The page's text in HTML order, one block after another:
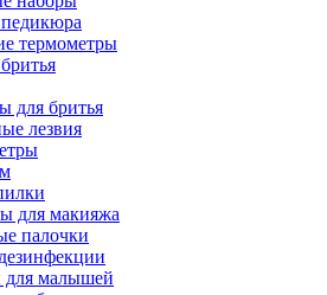
термометры
для бритья
лезвия
для макияжа
палочки
для малышей